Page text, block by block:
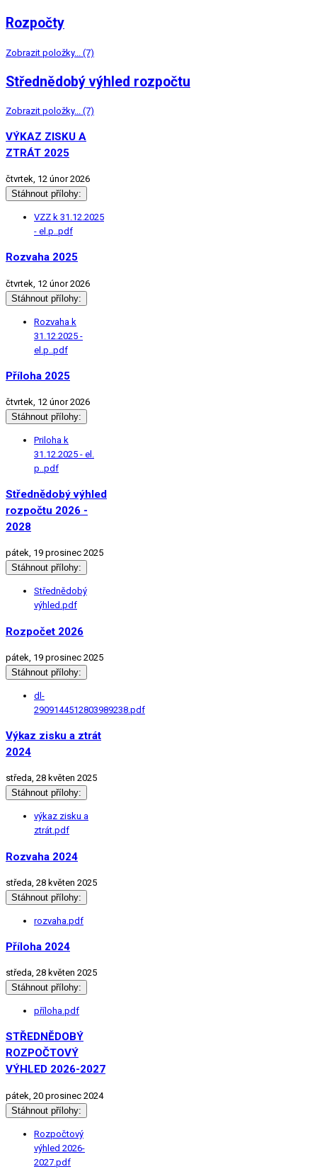
Rozpočty
Zobrazit položky... (7)
Střednědobý výhled rozpočtu
Zobrazit položky... (7)
VÝKAZ ZISKU A
ZTRÁT 2025
čtvrtek, 12 únor 2026
Stáhnout přílohy:
VZZ k 31.12.2025
- el.p..pdf
Rozvaha 2025
čtvrtek, 12 únor 2026
Stáhnout přílohy:
Rozvaha k
31.12.2025 -
el.p..pdf
Příloha 2025
čtvrtek, 12 únor 2026
Stáhnout přílohy:
Priloha k
31.12.2025 - el.
p..pdf
Střednědobý výhled
rozpočtu 2026 -
2028
pátek, 19 prosinec 2025
Stáhnout přílohy:
Střednědobý
výhled.pdf
Rozpočet 2026
pátek, 19 prosinec 2025
Stáhnout přílohy:
dl-
2909144512803989238.pdf
Výkaz zisku a ztrát
2024
středa, 28 květen 2025
Stáhnout přílohy:
výkaz zisku a
ztrát.pdf
Rozvaha 2024
středa, 28 květen 2025
Stáhnout přílohy:
rozvaha.pdf
Příloha 2024
středa, 28 květen 2025
Stáhnout přílohy:
příloha.pdf
STŘEDNĚDOBÝ
ROZPOČTOVÝ
VÝHLED 2026-2027
pátek, 20 prosinec 2024
Stáhnout přílohy:
Rozpočtový
výhled 2026-
2027.pdf